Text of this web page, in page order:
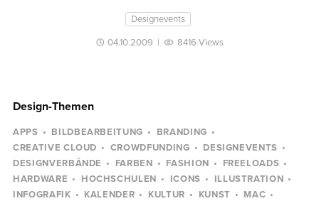
Designevents
04.10.2009 | 8416 Views
Design-Themen
APPS BILDBEARBEITUNG
BRANDING
CREATIVE CLOUD
CROWDFUNDING
DESIGNEVENTS
DESIGNVERBÄNDE
FARBEN FASHION
FREELOADS
HARDWARE
HOCHSCHULEN ICONS
ILLUSTRATION
INFOGRAFIK
KALENDER KULTUR KUNST
MAC